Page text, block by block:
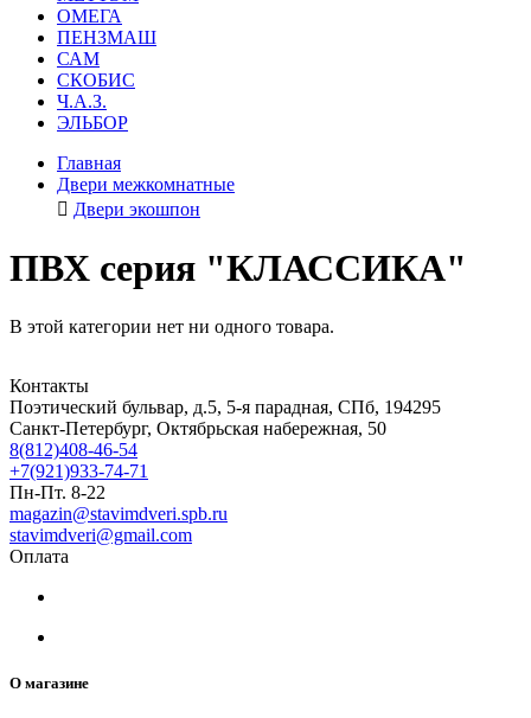
ОМЕГА
ПЕНЗМАШ
САМ
СКОБИС
Ч.А.З.
ЭЛЬБОР
Главная
Двери межкомнатные
Двери экошпон
ПВХ серия "КЛАССИКА"
В этой категории нет ни одного товара.
Контакты
Поэтический бульвар, д.5, 5-я парадная, СПб, 194295
Санкт-Петербург, Октябрьская набережная, 50
8(812)408-46-54
+7(921)933-74-71
Пн-Пт. 8-22
magazin@stavimdveri.spb.ru
stavimdveri@gmail.com
Оплата
О магазине